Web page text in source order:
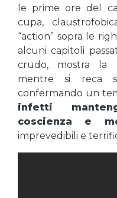
le prime ore del
cupa,
“action” sopra le
alcuni capitoli
crudo, mostra la
mentre si reca
confermando un
infetti
coscienza e
imprevedibili e